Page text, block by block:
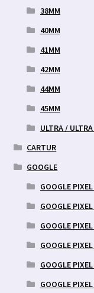
38MM
40MM
41MM
42MM
44MM
45MM
ULTRA /
CARTUR
GOOGLE
GOOGLE
GOOGLE
GOOGLE
GOOGLE
GOOGLE
GOOGLE